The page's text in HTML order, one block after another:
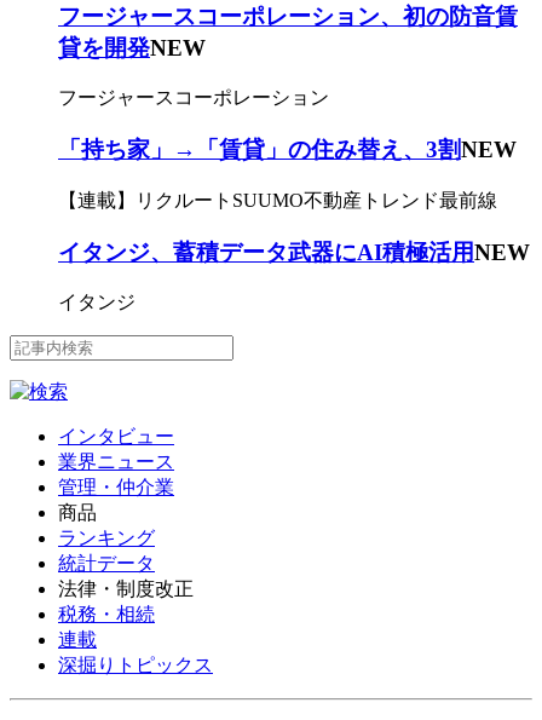
フージャースコーポレーション、初の防音賃
貸を開発NEW
フージャースコーポレーション
「持ち家」→「賃貸」の住み替え、3割NEW
【連載】リクルートSUUMO不動産トレンド最前線
イタンジ、蓄積データ武器にAI積極活用NEW
イタンジ
インタビュー
業界ニュース
管理・仲介業
商品
ランキング
統計データ
法律・制度改正
税務・相続
連載
深掘りトピックス